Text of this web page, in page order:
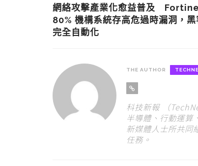
網絡攻擊產業化愈益普及
80% 機構系統存高危過時漏洞，
完全自動化
THE AUTHOR
科技新報 （
半導體、行動運算
新媒體人士所共同
任務。